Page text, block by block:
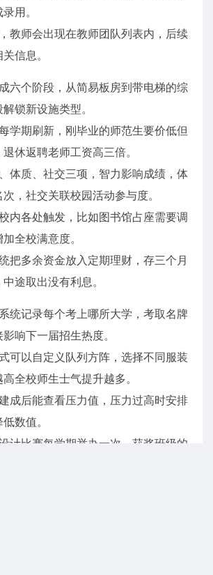
用。
教师会出现在教师团队列表内，后续
信息。
六个阶段，从简易板房到带电梯的综
锁新设施类型。
学期刷新，刚毕业的师范生要价低但
休返聘老师工资高三倍。
体质、社交三项，智力影响成绩，体
，社交关联校园活动参与度。
内各处触发，比如图书馆占座需要调
全校满意度。
把多余资金放入定期理财，存三个月
途取出没有利息。
统记录每个考上哪所大学，考取名牌
响下一届招生热度。
可以自定义队列方阵，选择不同服装
全校师生士气提升越多。
成后能查看压力值，压力过高时安排
数值。
计比赛每学期举办一次，获奖班级的